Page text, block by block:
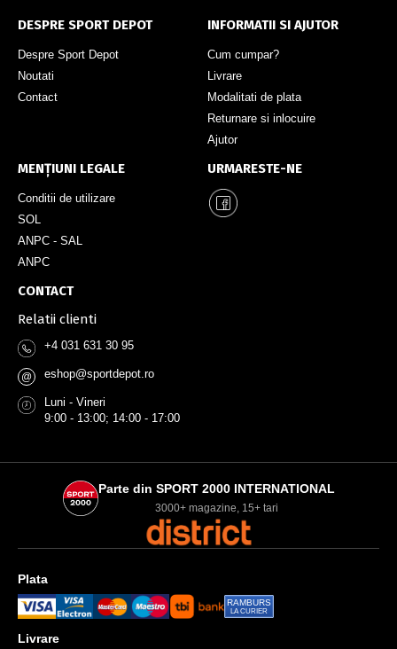
DESPRE SPORT DEPOT
Despre Sport Depot
Noutati
Contact
INFORMATII SI AJUTOR
Cum cumpar?
Livrare
Modalitati de plata
Returnare si inlocuire
Ajutor
MENȚIUNI LEGALE
Conditii de utilizare
SOL
ANPC - SAL
ANPC
URMARESTE-NE
CONTACT
Relatii clienti
+4 031 631 30 95
@ eshop@sportdepot.ro
Luni - Vineri
9:00 - 13:00; 14:00 - 17:00
Parte din SPORT 2000 INTERNATIONAL
3000+ magazine, 15+ tari
Plata
RAMBURS
LA CURIER
Livrare